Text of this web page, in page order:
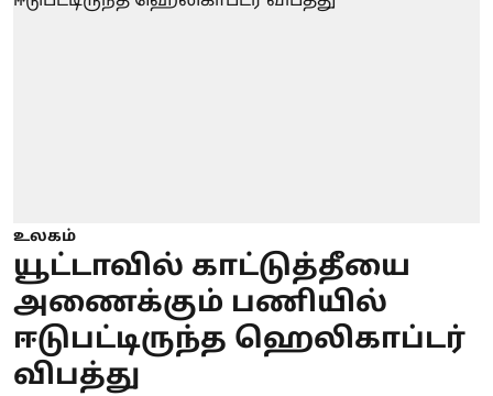
உலகம்
யூட்டாவில் காட்டுத்தீயை
அணைக்கும் பணியில்
ஈடுபட்டிருந்த ஹெலிகாப்டர்
விபத்து